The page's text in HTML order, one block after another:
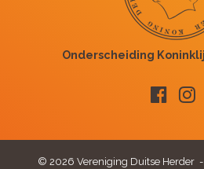
© 2026 Vereniging Duitse Herder -